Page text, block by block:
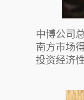
中博公司
南方市场
投资经济